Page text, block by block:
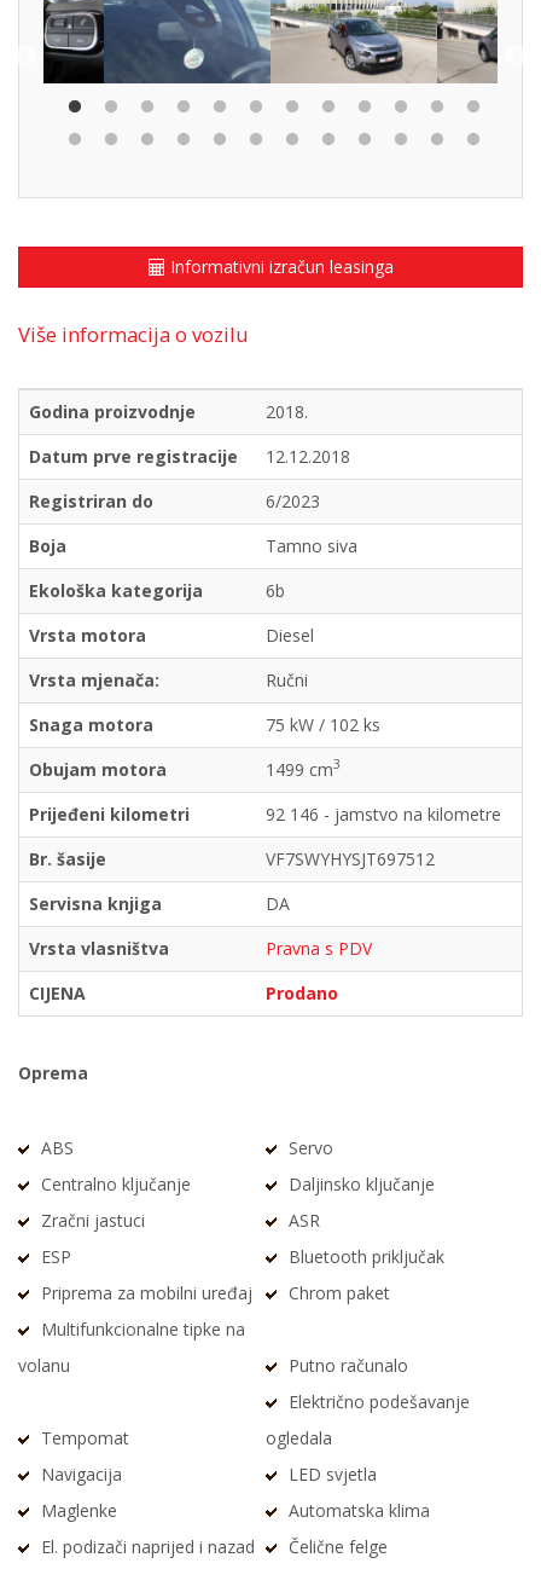
Informativni izračun leasinga
Više informacija o vozilu
Godina proizvodnje
2018.
Datum prve registracije
12.12.2018
Registriran do
6/2023
Boja
Tamno siva
Ekološka kategorija
6b
Vrsta motora
Diesel
Vrsta mjenača:
Ručni
Snaga motora
75 kW / 102 ks
Obujam motora
1499 cm3
Prijeđeni kilometri
92 146 - jamstvo na kilometre
Br. šasije
VF7SWYHYSJT697512
Servisna knjiga
DA
Vrsta vlasništva
Pravna s PDV
CIJENA
Prodano
Oprema
ABS
Servo
Centralno ključanje
Daljinsko ključanje
Zračni jastuci
ASR
ESP
Bluetooth priključak
Priprema za mobilni uređaj
Chrom paket
Multifunkcionalne tipke na
volanu
Putno računalo
Tempomat
Električno podešavanje
ogledala
Navigacija
LED svjetla
Maglenke
Automatska klima
El. podizači naprijed i nazad
Čelične felge